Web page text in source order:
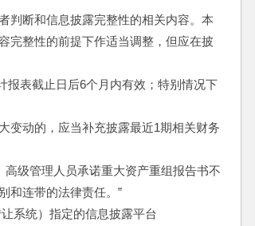
判断和信息披露完整性的相关内容。本
完整性的前提下作适当调整，但应在披
报表截止日后6个月内有效；特别情况下
动的，应当补充披露最近1期相关财务
管理人员承诺重大资产重组报告书不
和连带的法律责任。”
统）指定的信息披露平台